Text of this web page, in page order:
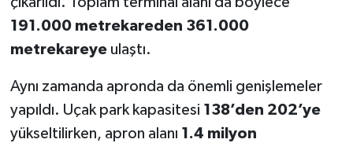
191.000 metrekareden 361.000
metrekareyeulaştı.
Aynı zamanda apronda da önemli genişlemeler
yapıldı. Uçak park kapasitesi 138’den 202’ye
yükseltilirken, apron alanı 1.4 milyon